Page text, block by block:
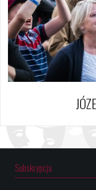
Subskrypcja